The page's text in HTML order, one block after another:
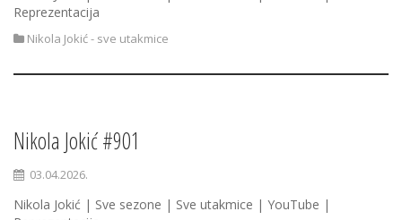
Reprezentacija
Nikola Jokić - sve utakmice
Nikola Jokić #901
03.04.2026.
Nikola Jokić | Sve sezone | Sve utakmice | YouTube |